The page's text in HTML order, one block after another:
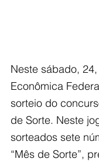
Neste sábado,
Econômica
sorteio do
de Sorte. Neste
sorteados sete
“Mês de Sorte”,